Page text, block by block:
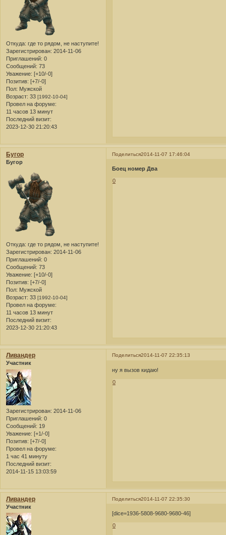
Откуда: где то рядом, не наступите!
Зарегистрирован: 2014-11-06
Приглашений: 0
Сообщений: 73
Уважение: [+10/-0]
Позитив: [+7/-0]
Пол: Мужской
Возраст: 33 [1992-10-04]
Провел на форуме:
11 часов 13 минут
Последний визит:
2023-12-30 21:20:43
Поделиться2014-11-07 17:46:04
Бугор
Бугор
Откуда: где то рядом, не наступите!
Зарегистрирован: 2014-11-06
Приглашений: 0
Сообщений: 73
Уважение: [+10/-0]
Позитив: [+7/-0]
Пол: Мужской
Возраст: 33 [1992-10-04]
Провел на форуме:
11 часов 13 минут
Последний визит:
2023-12-30 21:20:43
Боец номер Два
0
Поделиться2014-11-07 22:35:13
Ливандер
Участник
Зарегистрирован: 2014-11-06
Приглашений: 0
Сообщений: 19
Уважение: [+1/-0]
Позитив: [+7/-0]
Провел на форуме:
1 час 41 минуту
Последний визит:
2014-11-15 13:03:59
ну я вызов кидаю!
0
Поделиться2014-11-07 22:35:30
Ливандер
Участник
[dice=1936-5808-9680-9680-46]
0